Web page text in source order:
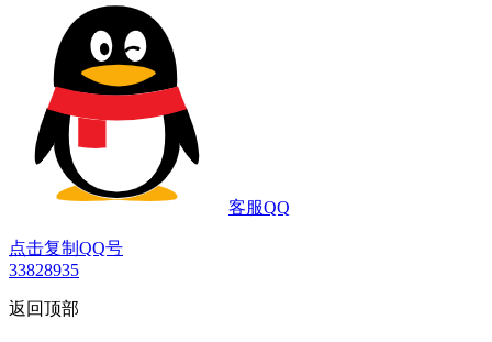
客服QQ
点击复制QQ号
33828935
返回顶部